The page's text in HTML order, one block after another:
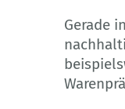
Gerade